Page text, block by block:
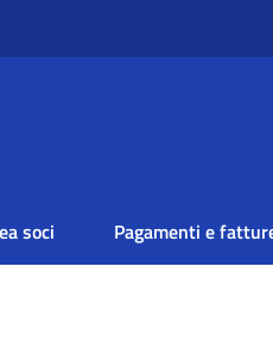
soci Pagamenti e